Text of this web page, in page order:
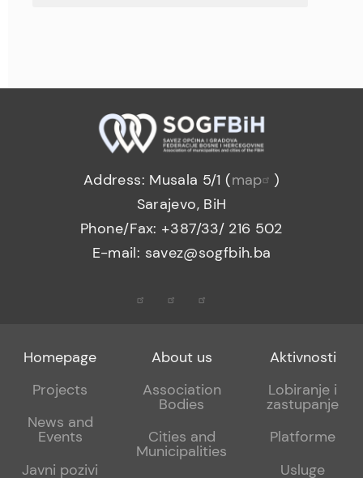
Address: Musala 5/1 (map
)
Sarajevo, BiH
Phone/Fax: +387/33/ 216 502
E-mail: savez@sogfbih.ba
Footer
menu
Homepage
Projects
News and
Events
Javni pozivi
Footer
sub
About us
Association
Bodies
Cities and
Municipalities
Footer
sub
Aktivnosti
Lobiranje i
zastupanje
Platforme
Usluge